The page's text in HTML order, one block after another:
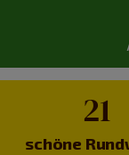
21
schöne